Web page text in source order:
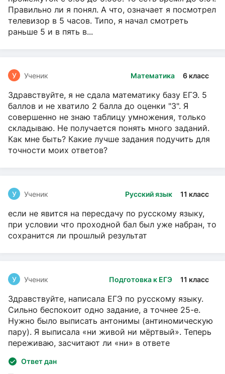
Правильно ли я понял. А что, означает я посмотрел
телевизор в 5 часов. Типо, я начал смотреть
раньше 5 и в пять в...
Математика 6 класс
У Ученик
Здравствуйте, я не сдала математику базу ЕГЭ. 5
баллов и не хватило 2 балла до оценки "3". Я
совершенно не знаю таблицу умножения, только
складываю. Не получается понять много заданий.
Как мне быть? Какие лучше задания подучить для
точности моих ответов?
Русский язык 11 класс
У Ученик
если не явится на пересдачу по русскому языку,
при условии что проходной бал был уже набран, то
сохранится ли прошлый результат
Подготовка к ЕГЭ 11 класс
У Ученик
Здравствуйте, написала ЕГЭ по русскому языку.
Сильно беспокоит одно задание, а точнее 25-е.
Нужно было выписать антонимы (антиномическую
пару). Я выписала «ни живой ни мёртвый». Теперь
переживаю, засчитают ли «ни» в ответе
Ответ дан